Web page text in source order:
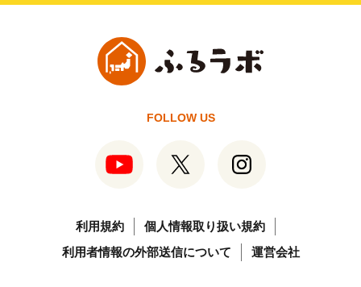
FOLLOW US
利用規約
個人情報取り扱い規約
利用者情報の外部送信について
運営会社